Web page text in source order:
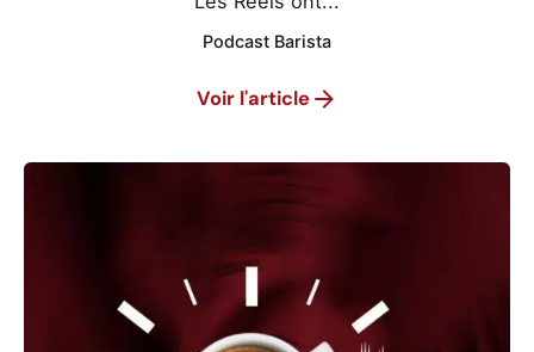
Podcast Barista
Voir l'article